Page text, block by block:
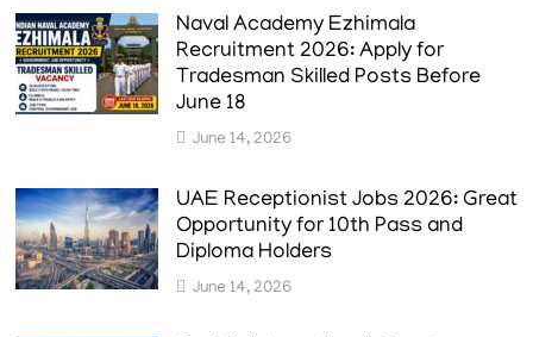
Naval Academy Ezhimala
Recruitment 2026: Apply for
Tradesman Skilled Posts Before
June 18
June 14, 2026
UAE Receptionist Jobs 2026: Great
Opportunity for 10th Pass and
Diploma Holders
June 14, 2026